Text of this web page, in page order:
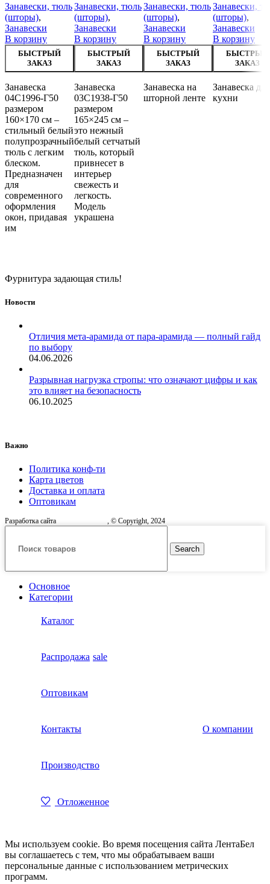
Занавески, тюль
(шторы),
Занавески
В корзину
БЫСТРЫЙ
ЗАКАЗ
Занавеска
04С1996-Г50
размером
160×170 см –
стильный белый
полупрозрачный
тюль с легким
блеском.
Предназначен
для
современного
оформления
окон, придавая
им
Занавески, тюль
(шторы),
Занавески
В корзину
БЫСТРЫЙ
ЗАКАЗ
Занавеска
03С1938-Г50
размером
165×245 см –
это нежный
белый сетчатый
тюль, который
привнесет в
интерьер
свежесть и
легкость.
Модель
украшена
Занавески, тюль
(шторы),
Занавески
В корзину
БЫСТРЫЙ
ЗАКАЗ
Занавеска на
шторной ленте
Занавески,
(шторы),
Занавески
В корзину
БЫСТРЫЙ
ЗАКАЗ
Занавеска для
кухни
Фурнитура задающая стиль!
Новости
Отличия мета-арамида от пара-арамида — полный гайд
по выбору
04.06.2026
Разрывная нагрузка стропы: что означают цифры и как
это влияет на безопасность
06.10.2025
Важно
Политика конф-ти
Карта цветов
Доставка и оплата
Оптовикам
Разработка сайта , © Copyright, 2024
Search
Основное
Категории
Каталог
Распродажа sale
Оптовикам
Контакты О компании
Производство
Отложенное
Мы используем cookie. Во время посещения сайта ЛентаБел
вы соглашаетесь с тем, что мы обрабатываем ваши
персональные данные с использованием метрических
программ.